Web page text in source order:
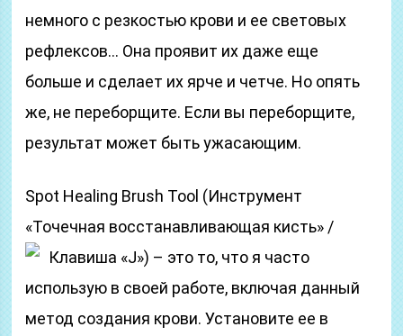
немного с резкостью крови и ее световых
рефлексов… Она проявит их даже еще
больше и сделает их ярче и четче. Но опять
же, не переборщите. Если вы переборщите,
результат может быть ужасающим.
Spot Healing Brush Tool (Инструмент
«Точечная восстанавливающая кисть» /
Клавиша «J») – это то, что я часто
использую в своей работе, включая данный
метод создания крови. Установите ее в